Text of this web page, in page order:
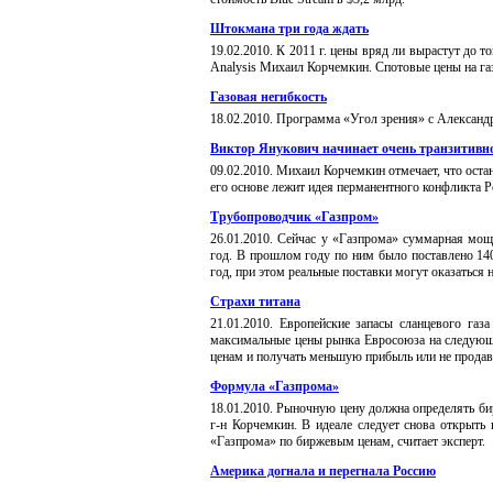
Штокмана три года ждать
19.02.2010. К 2011 г. цены вряд ли вырастут до
Analysis Михаил Корчемкин. Спотовые цены на
Газовая негибкость
18.02.2010. Программа «Угол зрения» с
Виктор Янукович начинает очень
09.02.2010.Михаил Корчемкин отмечает, что
его основе лежит идея перманентного конфликта
Трубопроводчик «Газпром»
26.01.2010.Сейчас у «Газпрома» суммарная
год. В прошлом году по ним было поставлено
год, при этом реальные поставки могут
Страхи титана
21.01.2010. Европейские запасы сланцевого
максимальные цены рынка Евросоюза на
ценам и получать меньшую прибыль или не
Формула «Газпрома»
18.01.2010.Рыночную цену должна определять
г-н Корчемкин. В идеале следует снова
«Газпрома» по биржевым ценам, считает эксперт.
Америка догнала и перегнала Россию